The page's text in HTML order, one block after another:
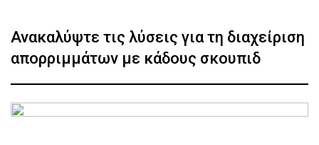
Ανακαλύψτε τις λύσεις για τη διαχείριση
απορριμμάτων με κάδους σκουπιδ